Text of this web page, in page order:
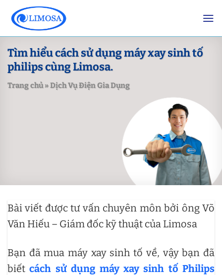
content
Tìm hiểu cách sử dụng máy xay sinh tố
philips cùng Limosa.
Trang chủ»Dịch Vụ Điện Gia Dụng
Bài viết được tư vấn chuyên môn bởi ông Võ
Văn Hiếu – Giám đốc kỹ thuật của Limosa
Bạn đã mua máy xay sinh tố về, vậy bạn đã
biếtcách sử dụng máy xay sinh tố Philips